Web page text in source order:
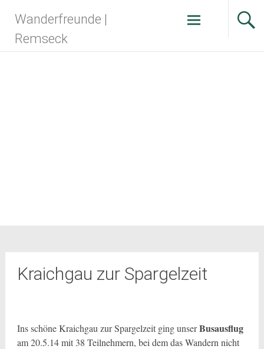
Inhalt
springen
Wanderfreunde |
Remseck
Kraichgau zur Spargelzeit
Ins schöne Kraichgau zur Spargelzeit ging unserBusausflug
am 20.5.14 mit 38 Teilnehmern, bei dem das Wandern nicht